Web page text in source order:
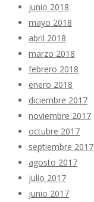
junio 2018
mayo 2018
abril 2018
marzo 2018
febrero 2018
enero 2018
diciembre 2017
noviembre 2017
octubre 2017
septiembre 2017
agosto 2017
julio 2017
junio 2017